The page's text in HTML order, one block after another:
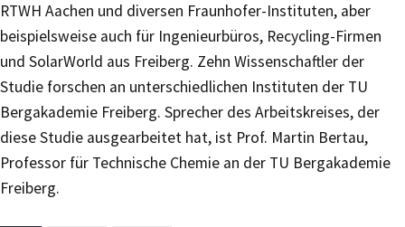
RTWH Aachen und diversen Fraunhofer-Instituten, aber
beispielsweise auch für Ingenieurbüros, Recycling-Firmen
und SolarWorld aus Freiberg. Zehn Wissenschaftler der
Studie forschen an unterschiedlichen Instituten der TU
Bergakademie Freiberg. Sprecher des Arbeitskreises, der
diese Studie ausgearbeitet hat, ist Prof. Martin Bertau,
Professor für Technische Chemie an der TU Bergakademie
Freiberg.